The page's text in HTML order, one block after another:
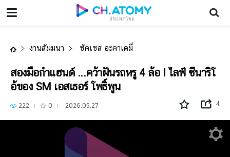
ประเทศไทย
งานสัมมนา ซัคเซส อะคาเดมี่
สองมือกำแฮนด์ ...คว้าฝันรถหรู 4 ล้อ l ไลฟ์ ซีนาริโ
อ้ของ SM เอสเธอร์ โพธิ์พูน
222 0 2026.05.27 4